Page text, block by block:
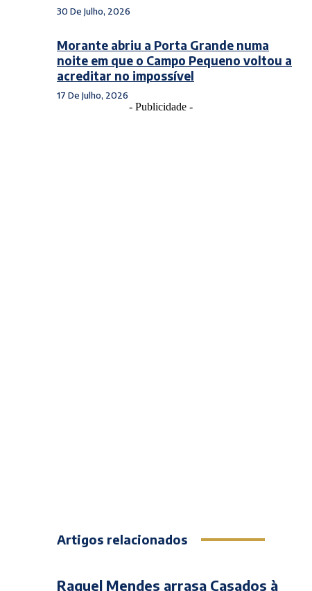
30 De Julho, 2026
Morante abriu a Porta Grande numa
noite em que o Campo Pequeno voltou a
acreditar no impossível
17 De Julho, 2026
- Publicidade -
Artigos relacionados
Raquel Mendes arrasa Casados à